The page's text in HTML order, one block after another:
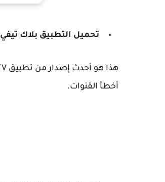
تحميل التطبيق بلاك تيفي
أخطأ القنوات.